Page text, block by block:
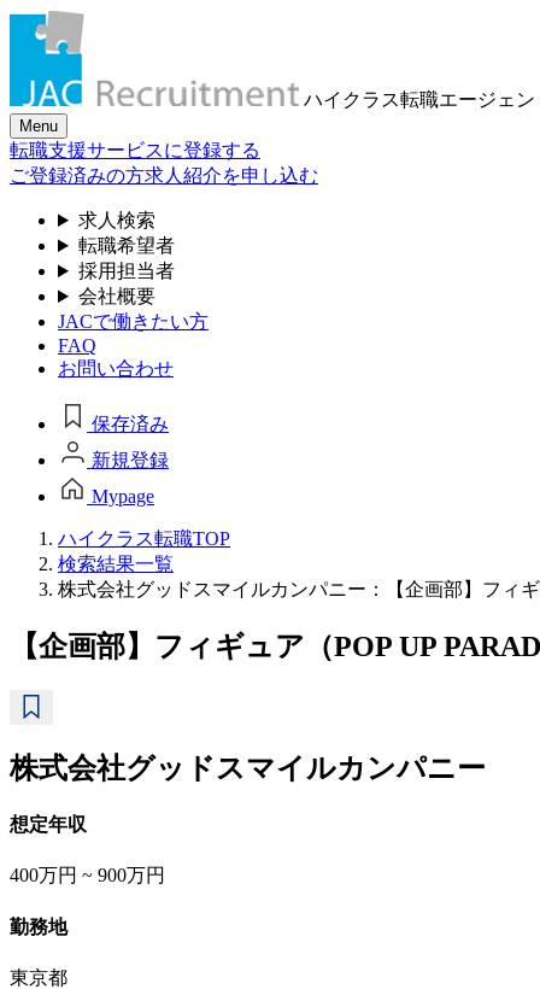
ハイクラス転職エージェン
Menu
転職支援サービスに登録する
ご登録済みの方求人紹介を申し込む
求人検索
転職希望者
採用担当者
会社概要
JACで働きたい方
FAQ
お問い合わせ
保存済み
新規登録
Mypage
ハイクラス転職TOP
検索結果一覧
株式会社グッドスマイルカンパニー：【企画部】フィ
【企画部】フィギュア（POP UP
株式会社グッドスマイルカンパニー
想定年収
400万円 ~ 900万円
勤務地
東京都